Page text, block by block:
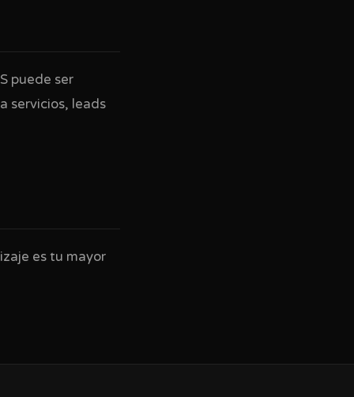
puede ser
servicios, leads
es tu mayor